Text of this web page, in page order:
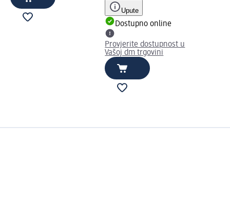
Upute
Dostupno online
Provjerite dostupnost u
Vašoj dm trgovini